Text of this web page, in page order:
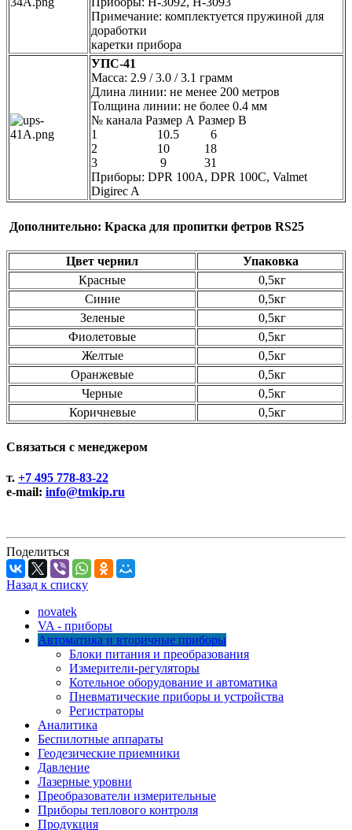
Примечание: комплектуется пружиной для
доработки
каретки прибора
УПС-41
Масса: 2.9 / 3.0 / 3.1 грамм
Длина линии: не менее 200 метров
Толщина линии: не более 0.4 мм
№ канала Размер А Размер В
1 10.5 6
2 10 18
3 9 31
Приборы: DPR 100A, DPR 100C, Valmet
Digirec A
Дополнительно: Краска для пропитки фетров RS25
Цвет чернил
Упаковка
Красные
0,5кг
Синие
0,5кг
Зеленые
0,5кг
Фиолетовые
0,5кг
Желтые
0,5кг
Оранжевые
0,5кг
Черные
0,5кг
Коричневые
0,5кг
Связаться с менеджером
т. +7 495 778-83-22
e-mail: info@tmkip.ru
Поделиться
Назад к списку
novatek
VA - приборы
Автоматика и вторичные приборы
Блоки питания и преобразования
Измерители-регуляторы
Котельное оборудование и автоматика
Пневматические приборы и устройства
Регистраторы
Аналитика
Беспилотные аппараты
Геодезические приемники
Давление
Лазерные уровни
Преобразователи измерительные
Приборы теплового контроля
Продукция